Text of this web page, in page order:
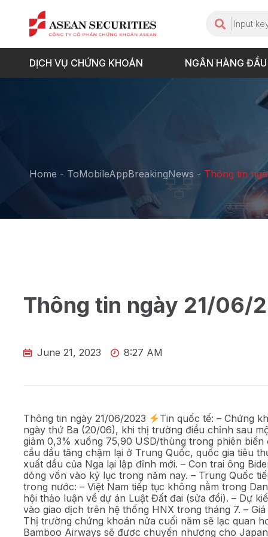
DỊCH VỤ CHỨNG KHOÁN NGÂN HÀNG
Home - ToMobileAppBreakingNews - Thông tin
Thông tin ngày 21/06/
June 21, 2023 8:27 AM
Thông tin ngày 21/06/2023
Tin quốc tế: – Chứng
ngày thứ Ba (20/06), khi thị trường điều chỉnh sau
giảm 0,3% xuống 75,90 USD/thùng trong phiên
cầu dầu tăng chậm lại ở Trung Quốc, quốc gia tiêu
xuất dầu của Nga lại lập đỉnh mới. – Con trai ông
dòng vốn vào kỷ lục trong năm nay. – Trung Quốc
trong nước: – Việt Nam tiếp tục không nằm trong
hội thảo luận về dự án Luật Đất đai (sửa đổi). – Dự
vào giao dịch trên hệ thống HNX trong tháng 7. –
Thị trường chứng khoán nửa cuối năm sẽ lạc quan
Bamboo Airways sẽ được chuyển nhượng cho